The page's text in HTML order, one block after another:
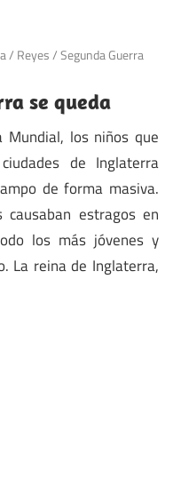
/ Reyes/Segunda Guerra
se queda
Mundial, los niños que
de Inglaterra
de forma masiva.
causaban estragos en
los más jóvenes y
La reina de Inglaterra,